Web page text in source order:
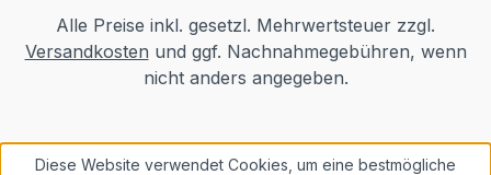
Alle Preise inkl. gesetzl. Mehrwertsteuer zzgl.
Versandkosten und ggf. Nachnahmegebühren, wenn
nicht anders angegeben.
Diese Website verwendet Cookies, um eine bestmögliche